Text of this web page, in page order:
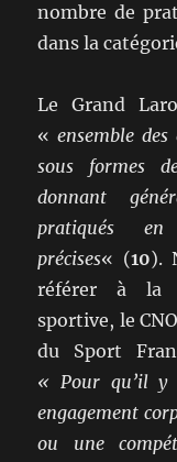
nombre de
dans la
Le Grand
«ensemble des
sous formes
donnant
pratiqués en
précises« (10).
référer à la
sportive, le
du Sport
« Pour qu’il
engagement
ou une